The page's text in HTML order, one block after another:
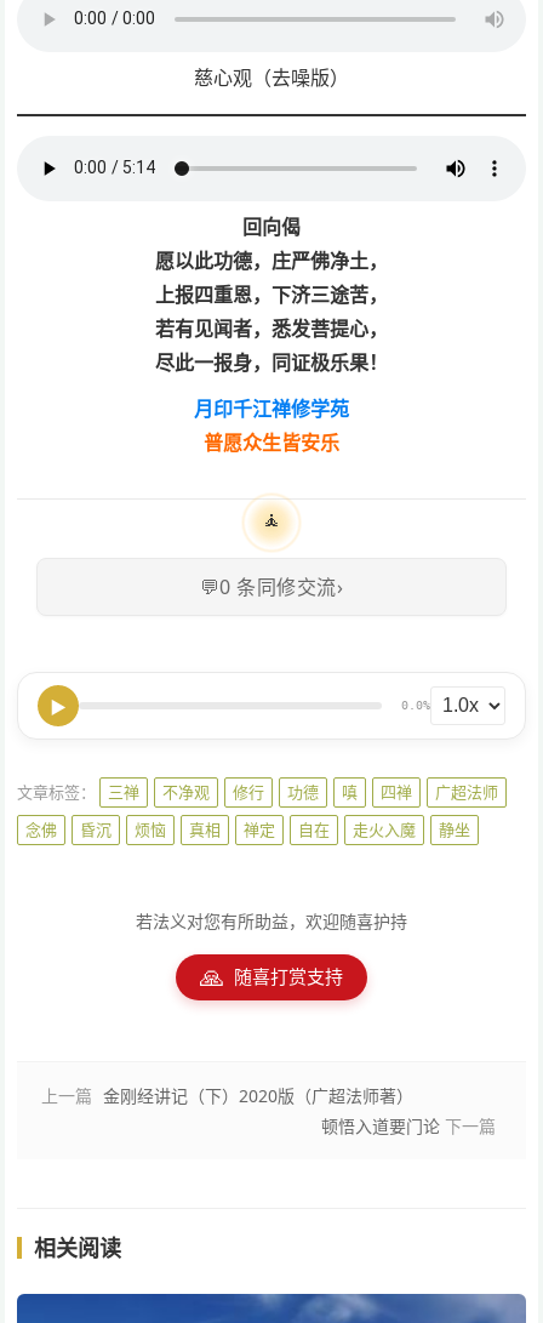
慈心观（去噪版）
回向偈
愿以此功德，庄严佛净土，
上报四重恩，下济三途苦，
若有见闻者，悉发菩提心，
尽此一报身，同证极乐果！
月印千江禅修学苑
普愿众生皆安乐
🧘
💬0 条同修交流›
▶ 0.0%
文章标签： 三禅 不净观 修行 功德 嗔 四禅
广超法师
念佛
昏沉 烦恼 真相 禅定 自在 走火入魔 静坐
若法义对您有所助益，欢迎随喜护持
🙏 随喜打赏支持
上一篇 金刚经讲记（下）2020版（广超法师著）
顿悟入道要门论 下一篇
相关阅读